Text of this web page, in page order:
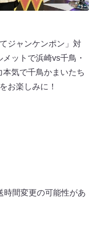
ジャンケンポン」対
ットで浜崎vs千鳥・
気で千鳥かまいたち
お楽しみに！
間変更の可能性があ